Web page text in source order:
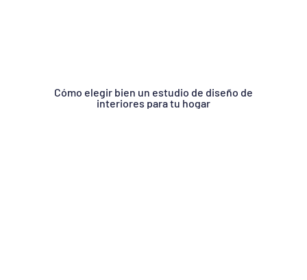
Cómo elegir bien un estudio de diseño de
interiores para tu hogar